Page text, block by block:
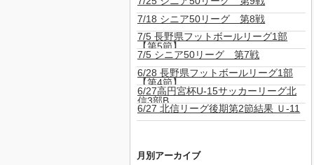
7/18 シニア50リーグ 第8戦
7/5 長野県フットボールリーグ1部
7/5 シニア50リーグ 第7戦
6/28 長野県フットボールリーグ1部
6/27高円宮杯U-15サッカーリーグ北
6/27 北信リーグ後期第2節結果 Ｕ-11
月別アーカイブ